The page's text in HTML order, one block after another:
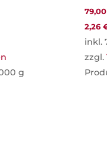
g
2,26
inkl.
zzgl.